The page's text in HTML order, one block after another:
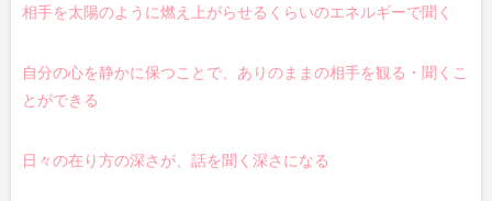
相手を太陽のように燃え上がらせるくらいのエネルギーで聞く
自分の心を静かに保つことで、ありのままの相手を観る・聞くこ
とができる
日々の在り方の深さが、話を聞く深さになる